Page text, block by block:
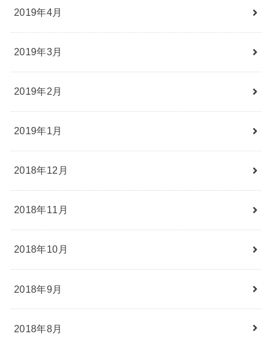
2019年4月
2019年3月
2019年2月
2019年1月
2018年12月
2018年11月
2018年10月
2018年9月
2018年8月